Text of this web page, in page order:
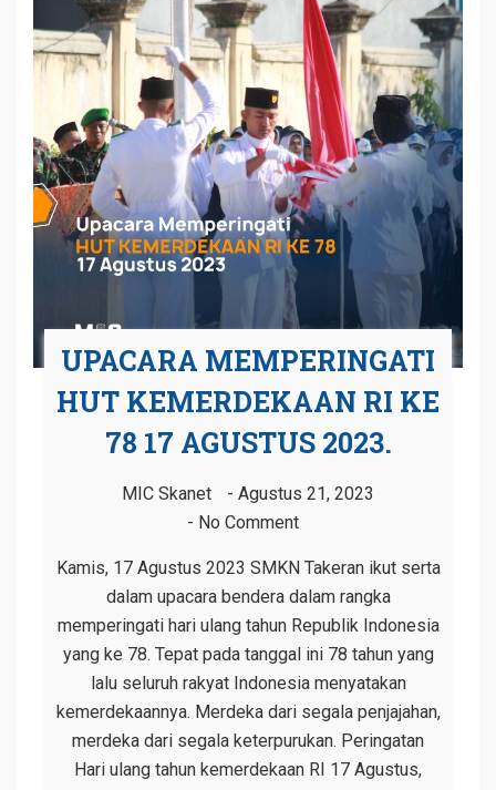
UPACARA MEMPERINGATI
HUT KEMERDEKAAN RI KE
78 17 AGUSTUS 2023.
MIC Skanet
Agustus 21, 2023
No Comment
Kamis, 17 Agustus 2023 SMKN Takeran ikut serta
dalam upacara bendera dalam rangka
memperingati hari ulang tahun Republik Indonesia
yang ke 78. Tepat pada tanggal ini 78 tahun yang
lalu seluruh rakyat Indonesia menyatakan
kemerdekaannya. Merdeka dari segala penjajahan,
merdeka dari segala keterpurukan. Peringatan
Hari ulang tahun kemerdekaan RI 17 Agustus,